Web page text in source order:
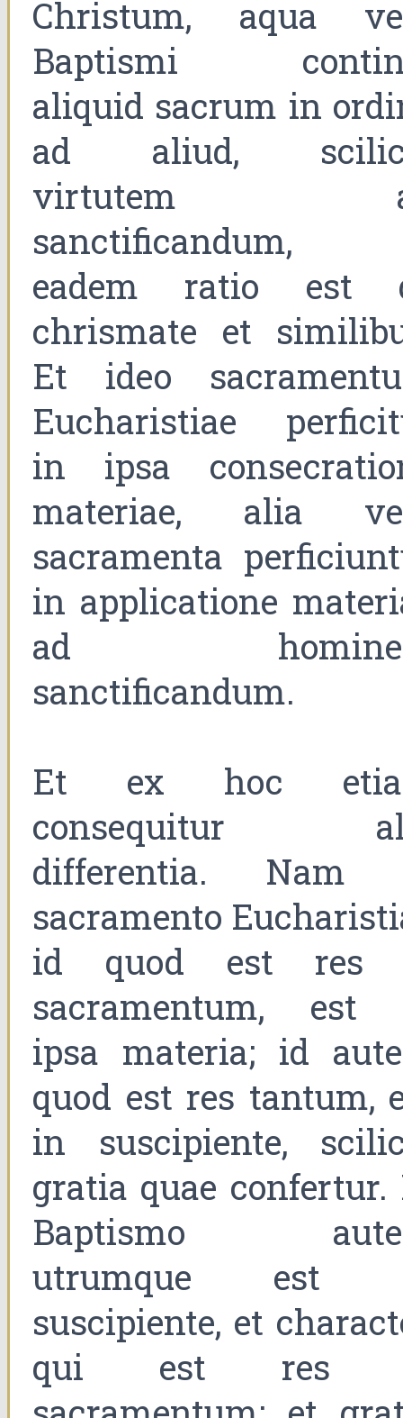
Christum, aqua
Baptismi
aliquid sacrum in
ad aliud,
virtutem
sanctificandum,
eadem ratio est
chrismate et
Et ideo
Eucharistiae
in ipsa
materiae, alia
sacramenta
in applicatione
ad
sanctificandum.
Et ex hoc
consequitur
differentia. Nam
sacramento
id quod est res
sacramentum, est
ipsa materia; id
quod est res tantum,
in suscipiente,
gratia quae confertur.
Baptismo
utrumque est
suscipiente, et
qui est res